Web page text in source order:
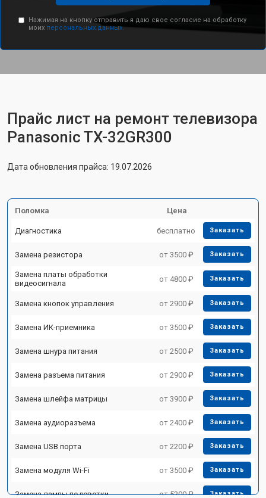
Нажимая на кнопку отправить я даю свое согласие на обработку
моих персональных данных.
Прайс лист на ремонт телевизора
Panasonic TX-32GR300
Дата обновления прайса: 19.07.2026
Поломка Цена
Диагностика бесплатно Заказать
Замена резистора от 3500 ₽ Заказать
Замена платы обработки
видеосигнала
от 4800 ₽ Заказать
Замена кнопок управления от 2900 ₽ Заказать
Замена ИК-приемника от 3500 ₽ Заказать
Замена шнура питания от 2500 ₽ Заказать
Замена разъема питания от 2900 ₽ Заказать
Замена шлейфа матрицы от 3900 ₽ Заказать
Замена аудиоразъема от 2400 ₽ Заказать
Замена USB порта от 2200 ₽ Заказать
Замена модуля Wi-Fi от 3500 ₽ Заказать
Замена лампы подсветки от 5200 ₽ Заказать